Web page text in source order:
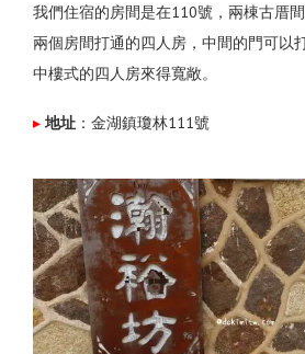
我們住宿的房間是在110號，兩棟古厝
兩個房間打通的四人房，中間的門可以
中樓式的四人房來得寬敞。
▸ 地址 ：金湖鎮瓊林111號